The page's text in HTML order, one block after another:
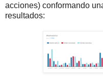
acciones) conformando
resultados: